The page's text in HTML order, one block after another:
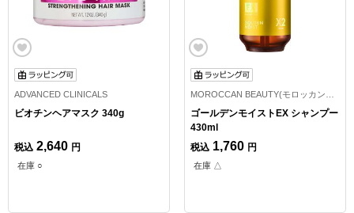
ADVANCED CLINICALS
ビオチンヘアマスク 340g
税込 2,640 円
在庫 ○
ゴールデンモイストEX シャンプー
430ml
税込 1,760 円
在庫 △